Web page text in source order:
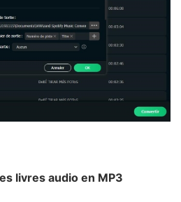
livres audio en MP3